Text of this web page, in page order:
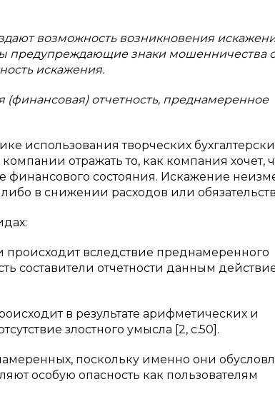
возможность возникновения
предупреждающие знаки мошенничества с
искажения.
(финансовая) отчетность, преднамеренное
использования творческих
отражать то, как компания хочет,
финансового состояния. Искажение
в снижении расходов или
вследствие преднамеренного
составители отчетности данным
в результате арифметических и
злостного умысла [2, c.50].
поскольку именно они
особую опасность как пользователям